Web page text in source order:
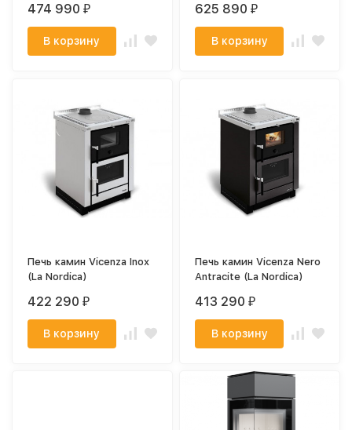
474 990₽
В корзину
625 890₽
В корзину
Печь камин Vicenza Inox
(La Nordica)
422 290₽
В корзину
Печь камин Vicenza Nero
Antracite (La Nordica)
413 290₽
В корзину